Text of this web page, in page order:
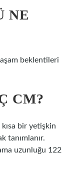
NE
beklentileri
CM?
bir yetişkin
tanımlanır.
uzunluğu 122